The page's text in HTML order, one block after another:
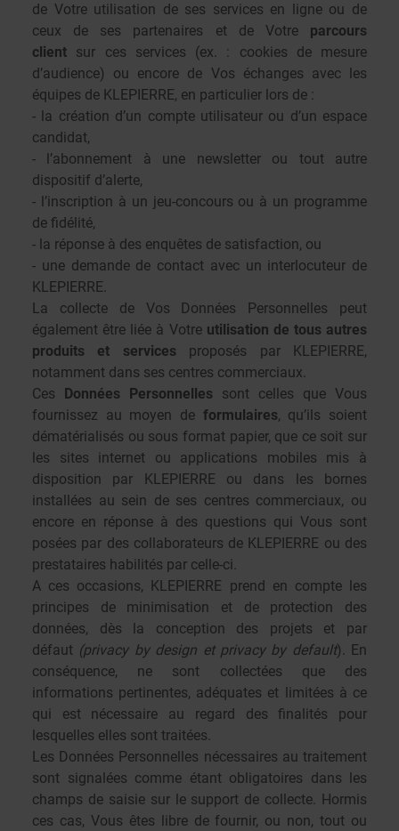
de Votre utilisation de ses services en ligne ou de
ceux de ses partenaires et de Votre parcours
client sur ces services (ex. : cookies de mesure
d’audience) ou encore de Vos échanges avec les
équipes de KLEPIERRE, en particulier lors de :
- la création d’un compte utilisateur ou d’un espace
candidat,
- l’abonnement à une newsletter ou tout autre
dispositif d’alerte,
- l’inscription à un jeu-concours ou à un programme
de fidélité,
- la réponse à des enquêtes de satisfaction, ou
- une demande de contact avec un interlocuteur de
KLEPIERRE.
La collecte de Vos Données Personnelles peut
également être liée à Votre utilisation de tous autres
produits et servicesproposés par KLEPIERRE,
notamment dans ses centres commerciaux.
Ces Données Personnelles sont celles que Vous
fournissez au moyen de formulaires, qu’ils soient
dématérialisés ou sous format papier, que ce soit sur
les sites internet ou applications mobiles mis à
disposition par KLEPIERRE ou dans les bornes
installées au sein de ses centres commerciaux, ou
encore en réponse à des questions qui Vous sont
posées par des collaborateurs de KLEPIERRE ou des
prestataires habilités par celle-ci.
A ces occasions, KLEPIERRE prend en compte les
principes de minimisation et de protection des
données, dès la conception des projets et par
défaut (privacy by design et privacy by default). En
conséquence, ne sont collectées que des
informations pertinentes, adéquates et limitées à ce
qui est nécessaire au regard des finalités pour
lesquelles elles sont traitées.
Les Données Personnelles nécessaires au traitement
sont signalées comme étant obligatoires dans les
champs de saisie sur le support de collecte. Hormis
ces cas, Vous êtes libre de fournir, ou non, tout ou